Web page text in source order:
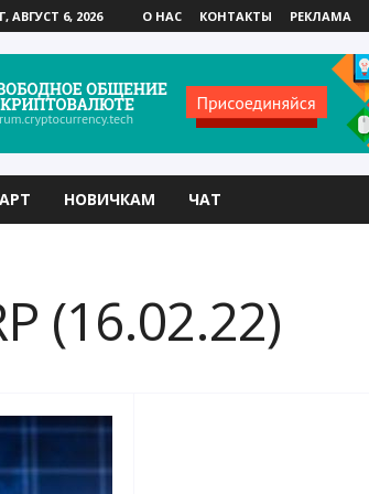
АВГУСТ 6, 2026 О НАС КОНТАКТЫ РЕКЛАМА
НОВИЧКАМ ЧАТ
(16.02.22)